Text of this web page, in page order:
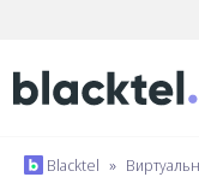
Blacktel »